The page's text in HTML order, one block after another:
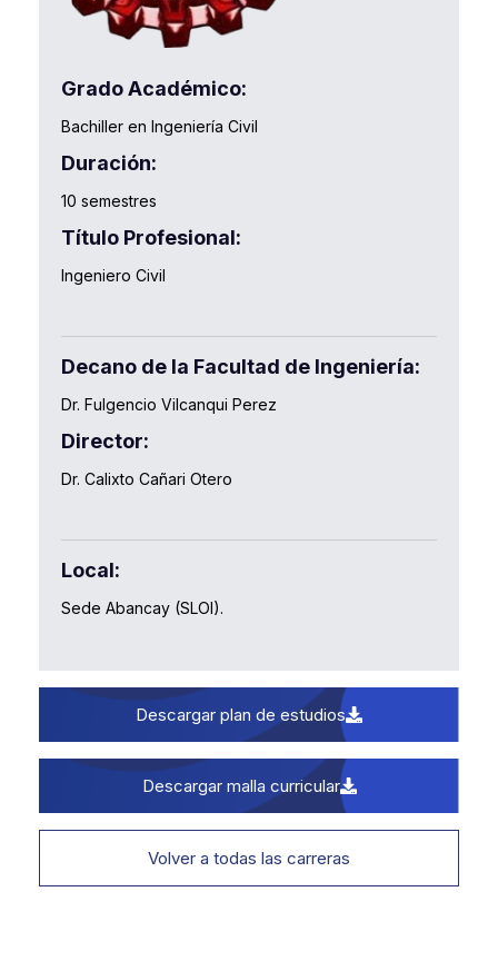
Grado Académico:
Bachiller en Ingeniería Civil
Duración:
10 semestres
Título Profesional:
Ingeniero Civil
Decano de la Facultad de Ingeniería:
Dr. Fulgencio Vilcanqui Perez
Director:
Dr. Calixto Cañari Otero
Local:
Sede Abancay (SLOI).
Descargar plan de estudios
Descargar malla curricular
Volver a todas las carreras